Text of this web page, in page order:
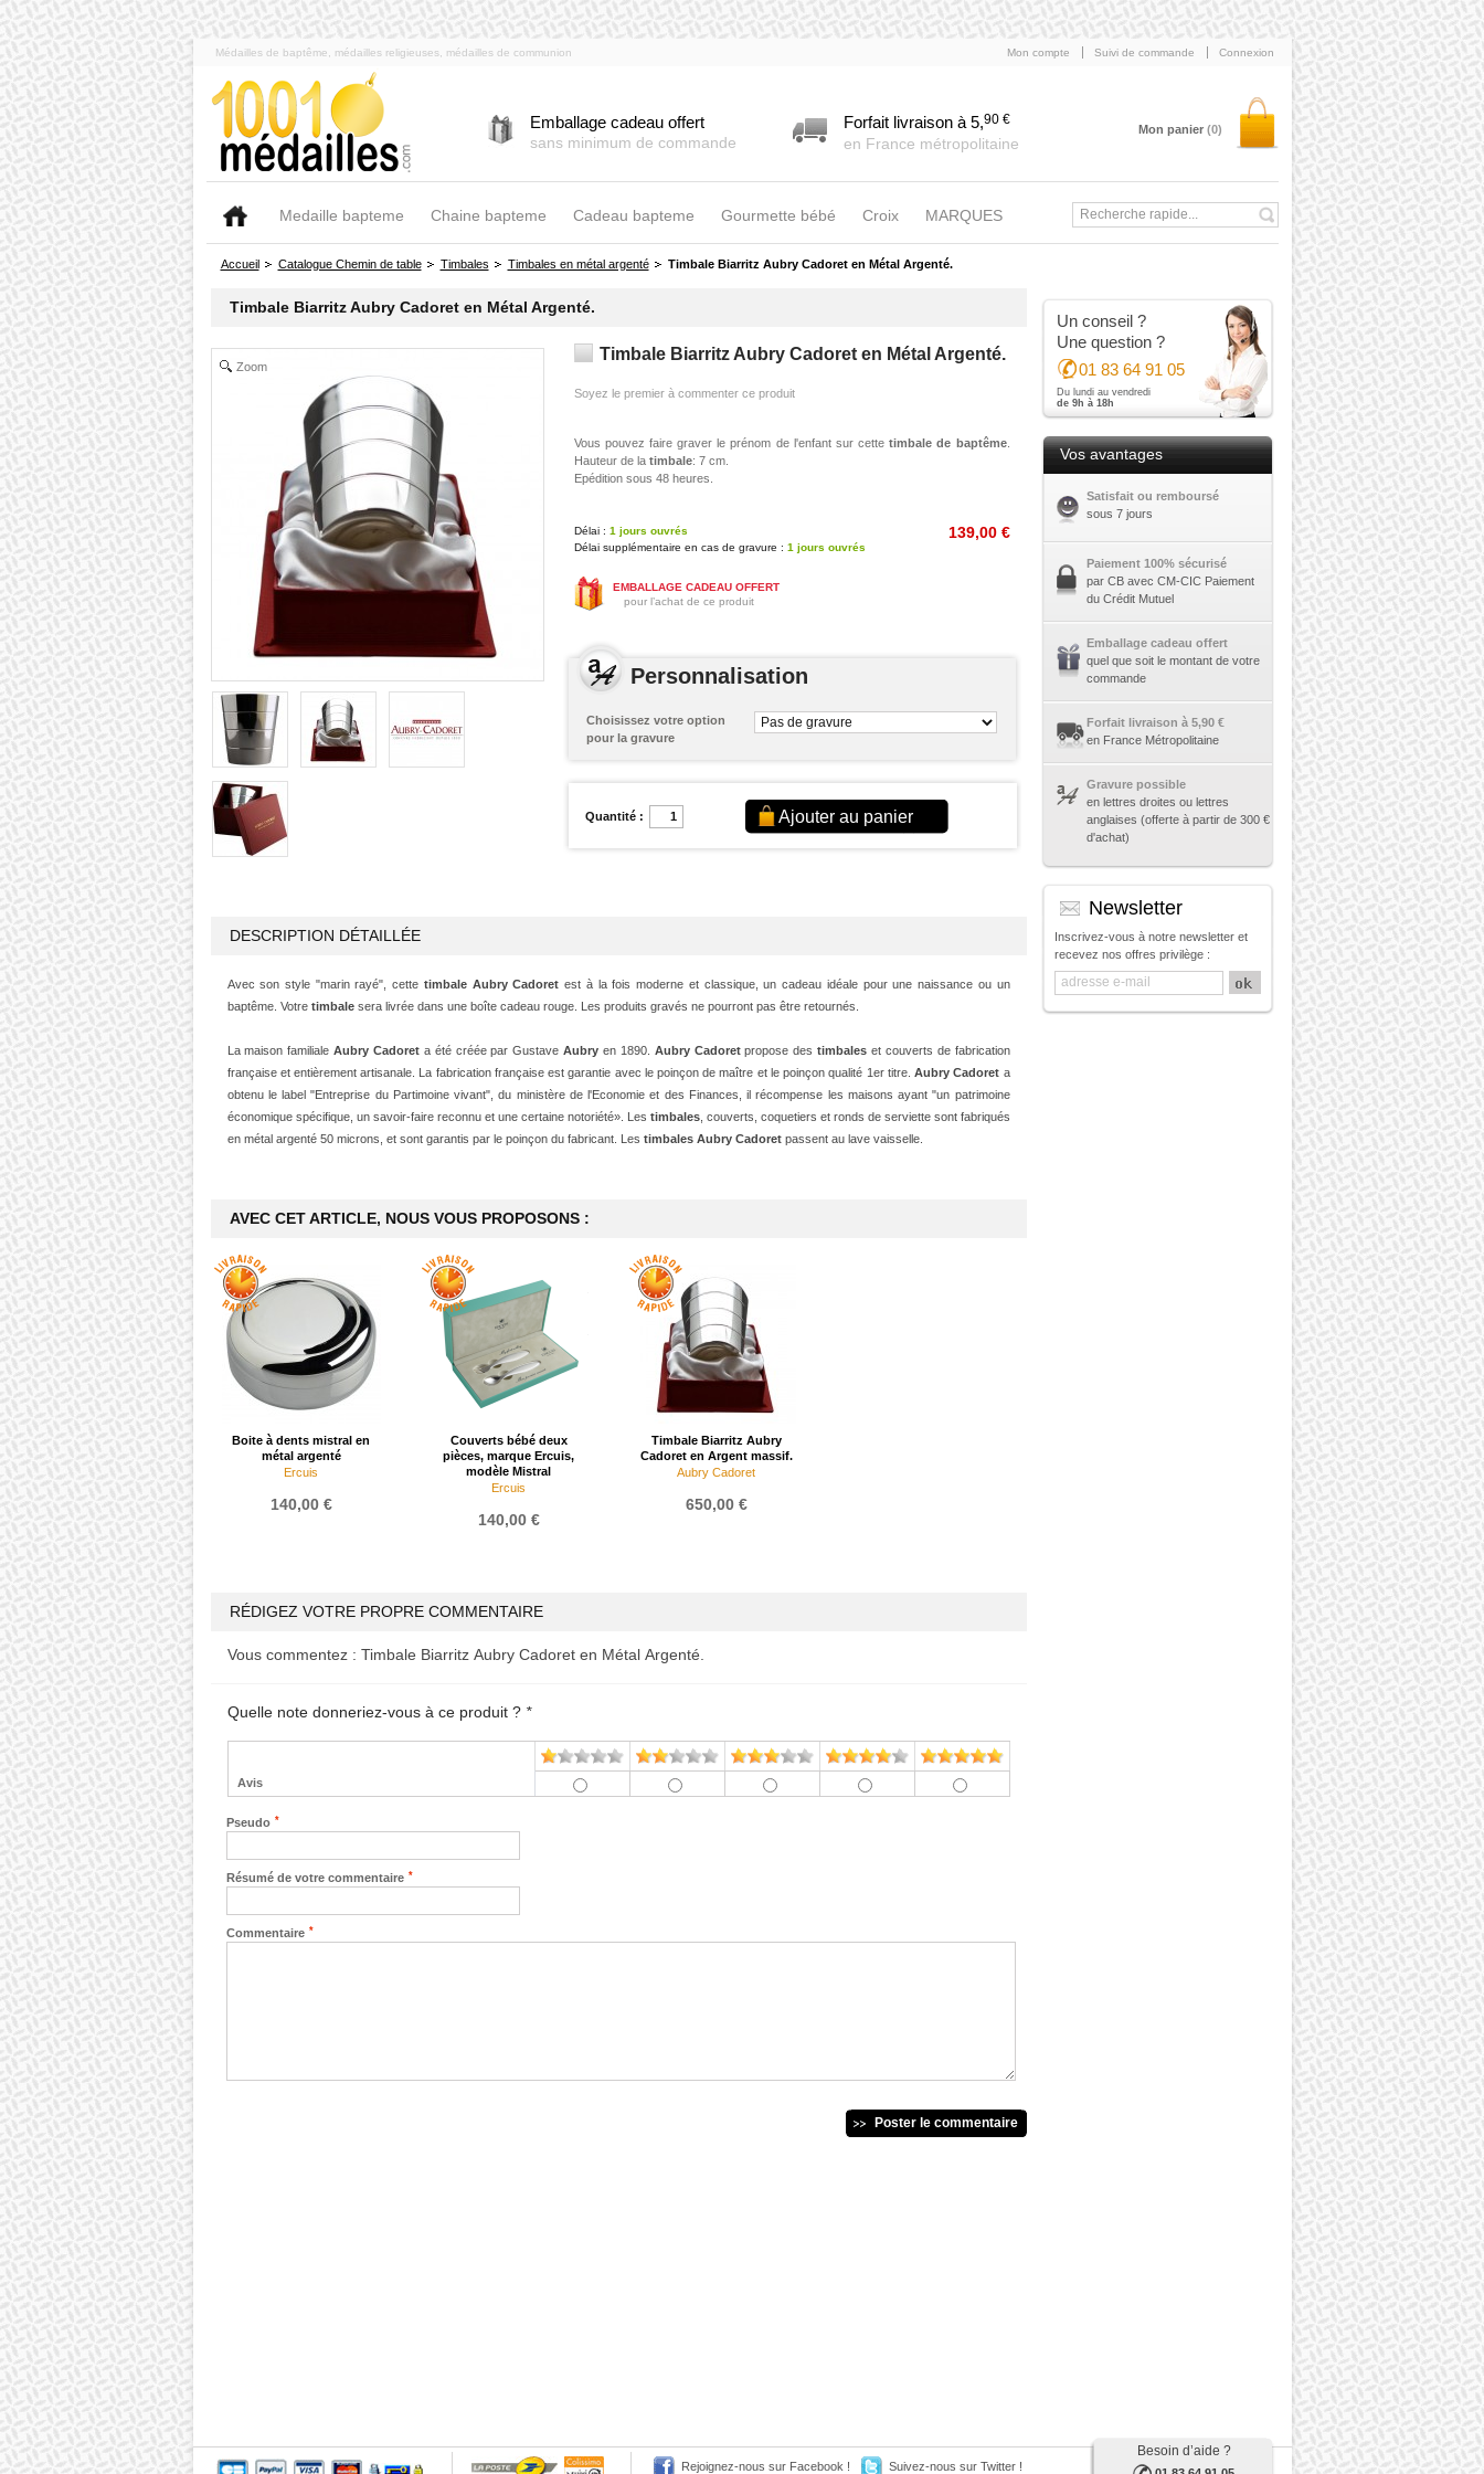
Mon compte Suivi de commande Connexion
Médailles de baptême, médailles religieuses, médailles de communion
Emballage cadeau offert
sans minimum de commande
Forfait livraison à 5,90 €
en France métropolitaine
Mon panier (0)
Medaille bapteme Chaine bapteme Cadeau bapteme Gourmette bébé Croix MARQUES
Accueil Catalogue Chemin de table Timbales Timbales en métal argenté Timbale Biarritz Aubry Cadoret en Métal Argenté.
Timbale Biarritz Aubry Cadoret en Métal Argenté.
Zoom
Timbale Biarritz Aubry Cadoret en Métal Argenté.
Soyez le premier à commenter ce produit
Vous pouvez faire graver le prénom de l'enfant sur cettetimbale de baptême.
Hauteur de la timbale: 7 cm.
Epédition sous 48 heures.
Délai : 1 jours ouvrés
Délai supplémentaire en cas de gravure : 1 jours ouvrés
139,00 €
EMBALLAGE CADEAU OFFERT
pour l’achat de ce produit
Personnalisation
Choisissez votre option
pour la gravure
Quantité :
DESCRIPTION DÉTAILLÉE
Avec son style "marin rayé", cette timbale Aubry Cadoret est à la fois moderne et classique, un cadeau idéale pour une naissance ou un
baptême. Votre timbalesera livrée dans une boîte cadeau rouge. Les produits gravés ne pourront pas être retournés.
La maison familialeAubry Cadoreta été créée par GustaveAubry en 1890. Aubry Cadoretpropose destimbales et couverts de fabrication
française et entièrement artisanale. La fabrication française est garantie avec le poinçon de maître et le poinçon qualité 1er titre.Aubry Cadoret a
obtenu le label "Entreprise du Partimoine vivant", du ministère de l'Economie et des Finances, il récompense les maisons ayant "un patrimoine
économique spécifique, un savoir-faire reconnu et une certaine notoriété». Les timbales, couverts, coquetiers et ronds de serviette sont fabriqués
en métal argenté 50 microns, et sont garantis par le poinçon du fabricant. Les timbales Aubry Cadoret passent au lave vaisselle.
AVEC CET ARTICLE, NOUS VOUS PROPOSONS :
Boite à dents mistral en
métal argenté
Ercuis
140,00 €
Couverts bébé deux
pièces, marque Ercuis,
modèle Mistral
Ercuis
140,00 €
Timbale Biarritz Aubry
Cadoret en Argent massif.
Aubry Cadoret
650,00 €
RÉDIGEZ VOTRE PROPRE COMMENTAIRE
Vous commentez : Timbale Biarritz Aubry Cadoret en Métal Argenté.
Quelle note donneriez-vous à ce produit ? *
Avis
*
Pseudo
*
Résumé de votre commentaire
*
Commentaire
Poster le commentaire
Un conseil ?
Une question ?
01 83 64 91 05
Du lundi au vendredi
de 9h à 18h
Vos avantages
Satisfait ou remboursé
sous 7 jours
Paiement 100% sécurisé
par CB avec CM-CIC Paiement
du Crédit Mutuel
Emballage cadeau offert
quel que soit le montant de votre
commande
Forfait livraison à 5,90 €
en France Métropolitaine
Gravure possible
en lettres droites ou lettres
anglaises (offerte à partir de 300 €
d'achat)
Newsletter
Inscrivez-vous à notre newsletter et
recevez nos offres privilège :
Rejoignez-nous sur Facebook ! Suivez-nous sur Twitter !
Besoin d’aide ?